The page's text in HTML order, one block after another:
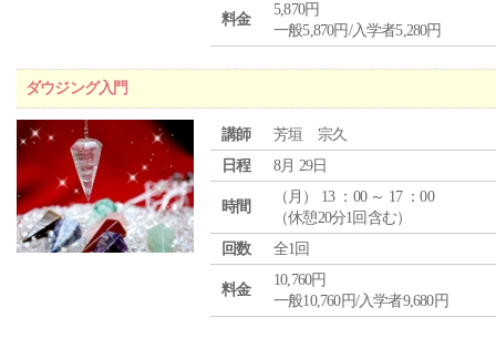
料金
5,870円
一般5,870円/入学者5,280円
ダウジング入門
講師
芳垣 宗久
日程
8月 29日
時間
（ 月 ） 13 ：00 ～ 17 ：00
（休憩20分1回含む）
回数
全1回
料金
10,760円
一般10,760円/入学者9,680円